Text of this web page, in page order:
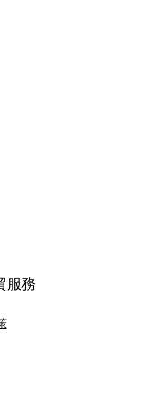
服務